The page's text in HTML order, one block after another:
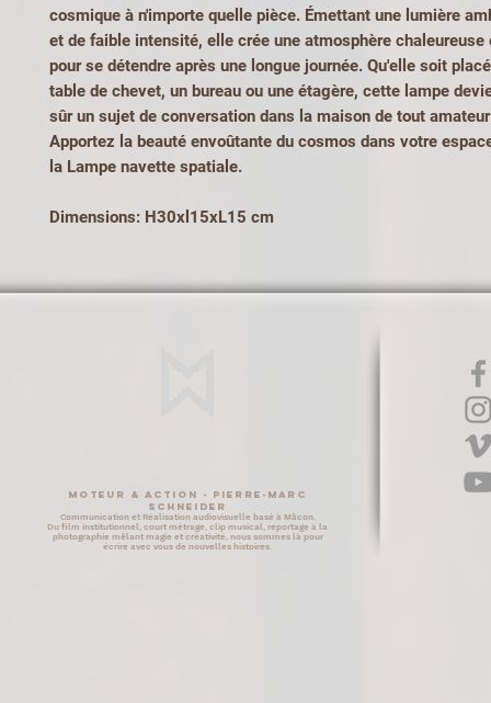
cosmique à n'importe quelle pièce. Émettant une lumière
et de faible intensité, elle crée une atmosphère chaleureuse
pour se détendre après une longue journée. Qu'elle soit
table de chevet, un bureau ou une étagère, cette lampe
sûr un sujet de conversation dans la maison de tout
Apportez la beauté envoûtante du cosmos dans votre
la Lampe navette spatiale.
Dimensions: H30xl15xL15 cm
Moteur & Action - Pierre-Marc
SCHNEIDER
Communication et Réalisation audiovisuelle basé à Mâcon.
Du film institutionnel, court métrage, clip musical, reportage à la
photographie mêlant magie et créativité, nous sommes là pour
écrire avec vous de nouvelles histoires.